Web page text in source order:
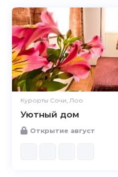
Курорты Сочи, Лоо
Уютный дом
Открытие август